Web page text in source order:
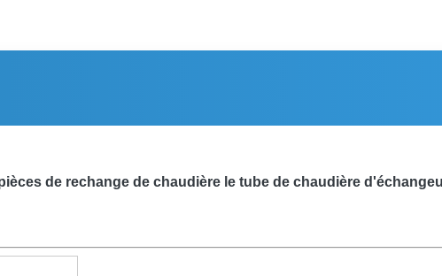
de rechange de chaudière le tube de chaudière